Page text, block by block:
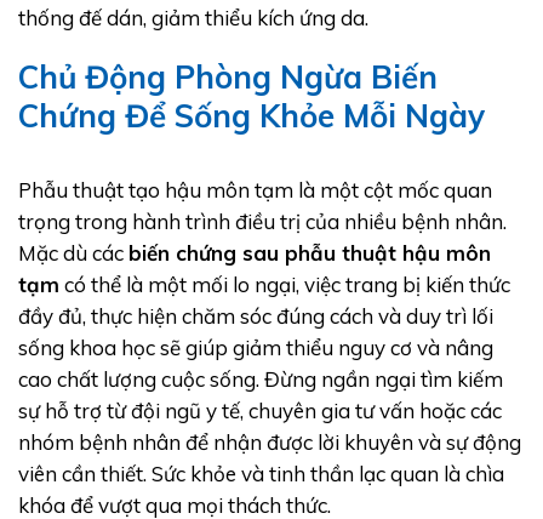
thống đế dán, giảm thiểu kích ứng da.
Chủ Động Phòng Ngừa Biến
Chứng Để Sống Khỏe Mỗi Ngày
Phẫu thuật tạo hậu môn tạm là một cột mốc quan
trọng trong hành trình điều trị của nhiều bệnh nhân.
Mặc dù các biến chứng sau phẫu thuật hậu môn
tạm có thể là một mối lo ngại, việc trang bị kiến thức
đầy đủ, thực hiện chăm sóc đúng cách và duy trì lối
sống khoa học sẽ giúp giảm thiểu nguy cơ và nâng
cao chất lượng cuộc sống. Đừng ngần ngại tìm kiếm
sự hỗ trợ từ đội ngũ y tế, chuyên gia tư vấn hoặc các
nhóm bệnh nhân để nhận được lời khuyên và sự động
viên cần thiết. Sức khỏe và tinh thần lạc quan là chìa
khóa để vượt qua mọi thách thức.